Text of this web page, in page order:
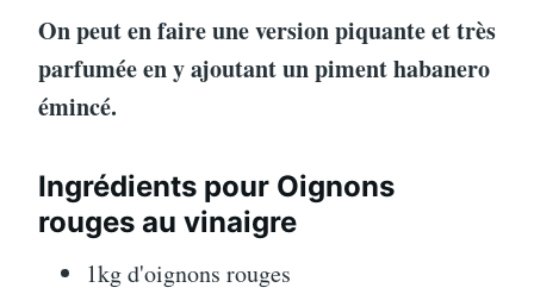
On peut en faire une version piquante et très
parfumée en y ajoutant un piment habanero
émincé.
Ingrédients pour Oignons
rouges au vinaigre
1kg d'oignons rouges